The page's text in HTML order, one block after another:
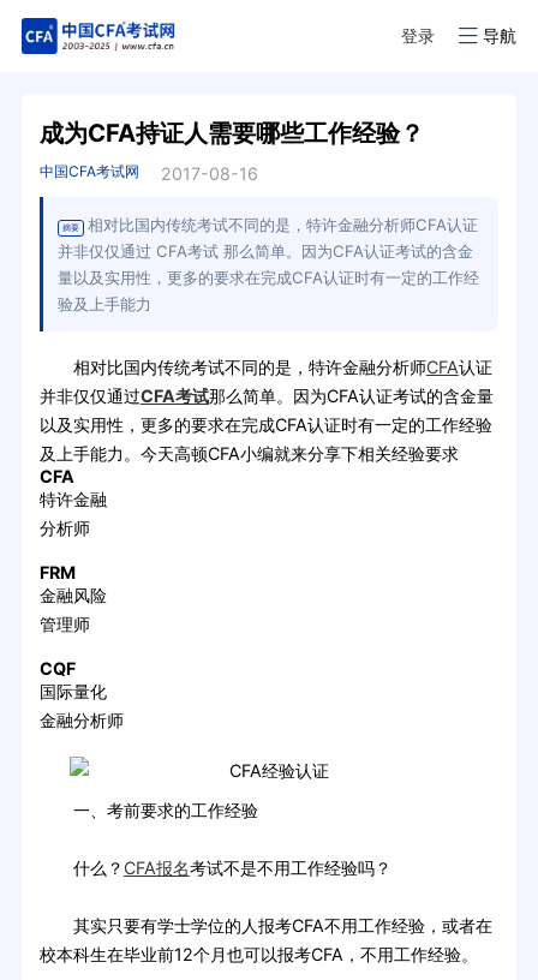
登录 导航
成为CFA持证人需要哪些工作经验？
中国CFA考试网 2017-08-16
摘要
相对比国内传统考试不同的是，特许金融分析师CFA认证
并非仅仅通过 CFA考试 那么简单。因为CFA认证考试的含金
量以及实用性，更多的要求在完成CFA认证时有一定的工作经
验及上手能力
相对比国内传统考试不同的是，特许金融分析师CFA认证
并非仅仅通过CFA考试那么简单。因为CFA认证考试的含金量
以及实用性，更多的要求在完成CFA认证时有一定的工作经验
及上手能力。今天高顿CFA小编就来分享下相关经验要求
CFA
特许金融
分析师
FRM
金融风险
管理师
CQF
国际量化
金融分析师
一、考前要求的工作经验
什么？ CFA报名考试不是不用工作经验吗？
其实只要有学士学位的人报考CFA不用工作经验，或者在
校本科生在毕业前12个月也可以报考CFA，不用工作经验。